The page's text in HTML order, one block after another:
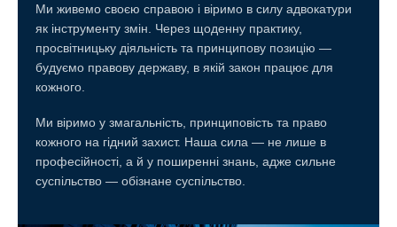
Ми живемо своєю справою і віримо в силу адвокатури
як інструменту змін. Через щоденну практику,
просвітницьку діяльність та принципову позицію —
будуємо правову державу, в якій закон працює для
кожного.
Ми віримо у змагальність, принциповість та право
кожного на гідний захист. Наша сила — не лише в
професійності, а й у поширенні знань, адже сильне
суспільство — обізнане суспільство.